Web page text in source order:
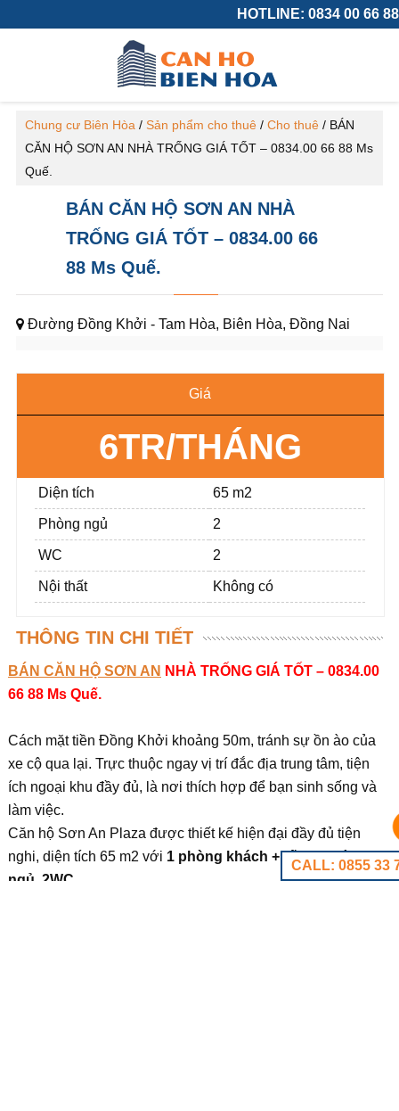
HOTLINE: 0834 00 66 88
Chung cư Biên Hòa / Sản phẩm cho thuê/ Cho thuê/ BÁN
CĂN HỘ SƠN AN NHÀ TRỐNG GIÁ TỐT – 0834.00 66 88 Ms
Quế.
BÁN CĂN HỘ SƠN AN NHÀ
TRỐNG GIÁ TỐT – 0834.00 66
88 Ms Quế.
Đường Đồng Khởi - Tam Hòa, Biên Hòa, Đồng Nai
Giá
6TR/THÁNG
Diện tích 65 m2
Phòng ngủ 2
WC 2
Nội thất Không có
THÔNG TIN CHI TIẾT
BÁN CĂN HỘ SƠN AN NHÀ TRỐNG GIÁ TỐT – 0834.00
66 88 Ms Quế.
Cách mặt tiền Đồng Khởi khoảng 50m, tránh sự ồn ào của
xe cộ qua lại. Trực thuộc ngay vị trí đắc địa trung tâm, tiện
ích ngoại khu đầy đủ, là nơi thích hợp để bạn sinh sống và
làm việc.
Căn hộ Sơn An Plaza được thiết kế hiện đại đầy đủ tiện
nghi, diện tích 65 m2 với 1 phòng khách +bếp, 2 phòng
ngủ, 2WC.
CALL: 0855 33